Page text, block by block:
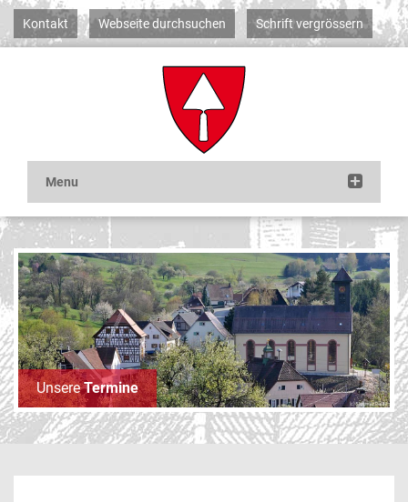
Kontakt Webseite durchsuchen Schrift vergrössern
UnsereTermine